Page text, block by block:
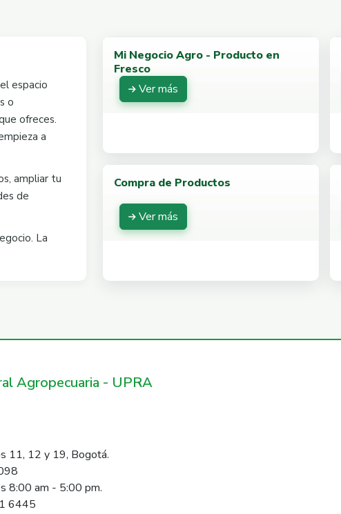
espacio
o
ofreces.
a
ampliar tu
de
La
Mi Negocio Agro - Producto en
Fresco
Ver más
Compra de Productos
Ver más
Agropecuaria - UPRA
11, 12 y 19, Bogotá.
8:00 am - 5:00 pm.
6445